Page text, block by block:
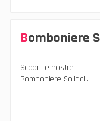
Bomboniere
Scopri le nostre
Bomboniere Solidali.